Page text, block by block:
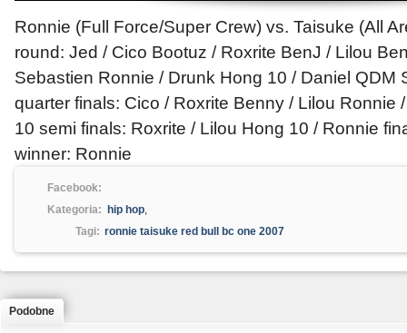
Ronnie (Full Force/Super Crew) vs. Taisuke (All
round: Jed / Cico Bootuz / Roxrite BenJ / Lilou
Sebastien Ronnie / Drunk Hong 10 / Daniel QDM
quarter finals: Cico / Roxrite Benny / Lilou Ronnie
10 semi finals: Roxrite / Lilou Hong 10 / Ronnie
winner: Ronnie
Facebook:
Kategoria:
hip hop,
Tagi: ronnie taisuke red bull bc one 2007
Podobne